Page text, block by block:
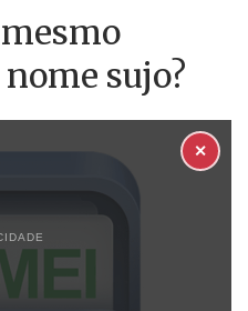
sujo?
✕